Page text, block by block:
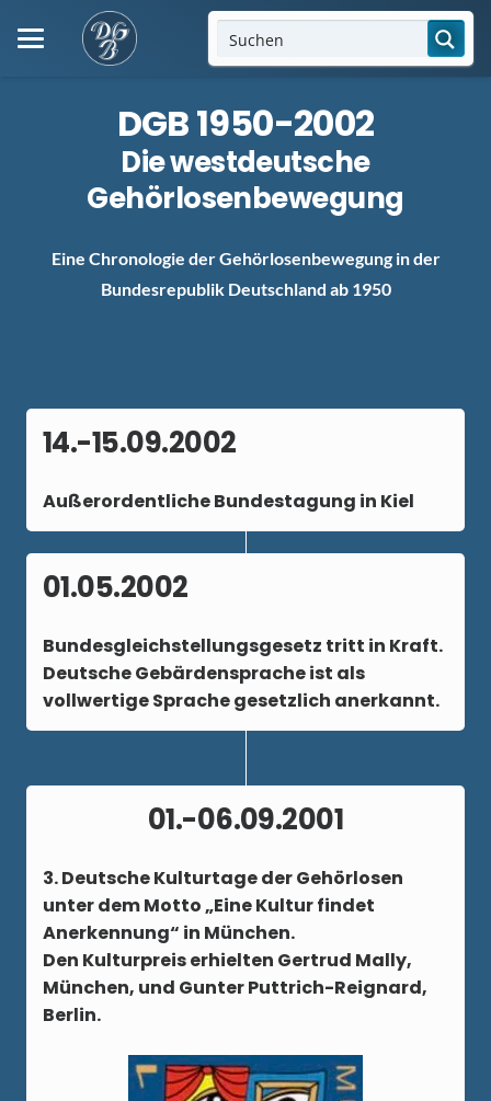
DGB 1950-2002
Die westdeutsche
Gehörlosenbewegung
Eine Chronologie der Gehörlosenbewegung in der
Bundesrepublik Deutschland ab 1950
14.-15.09.2002
Außerordentliche Bundestagung in Kiel
01.05.2002
Bundesgleichstellungsgesetz tritt in Kraft.
Deutsche Gebärdensprache ist als
vollwertige Sprache gesetzlich anerkannt.
01.-06.09.2001
3. Deutsche Kulturtage der Gehörlosen
unter dem Motto „Eine Kultur findet
Anerkennung“ in München.
Den Kulturpreis erhielten Gertrud Mally,
München, und Gunter Puttrich-Reignard,
Berlin.